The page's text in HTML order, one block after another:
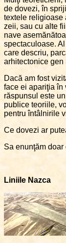
de dovezi, în
textele religioase
zeii, sau cu alte
nave
spectaculoase.
care descriu,
arhitectonice
Dacă am fost
face ei apariţia în
răspunsul este
publice teoriile,
pentru întâlnirile
Ce dovezi ar
Sa enunţăm doar
Liniile Nazca